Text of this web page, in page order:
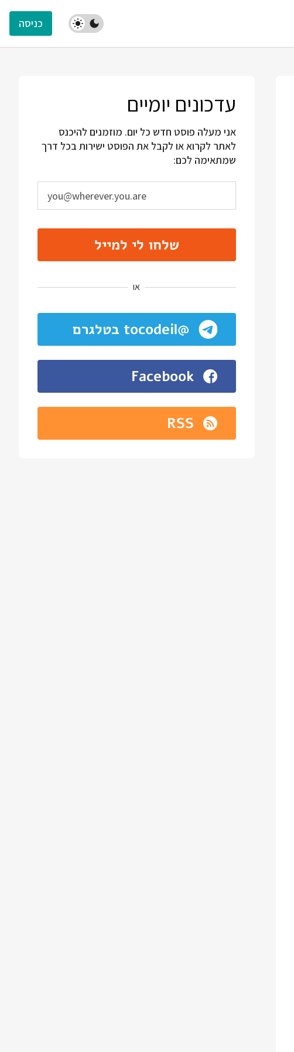
כניסה
עדכונים יומיים
אני מעלה פוסט חדש כל יום. מוזמנים להיכנס
לאתר לקרוא או לקבל את הפוסט ישירות בכל דרך
שמתאימה לכם:
שלחו לי למייל
או
@tocodeil בטלגרם
Facebook
RSS